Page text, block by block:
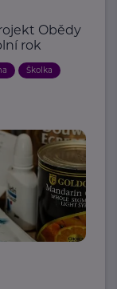
Obědy
rok
Školka